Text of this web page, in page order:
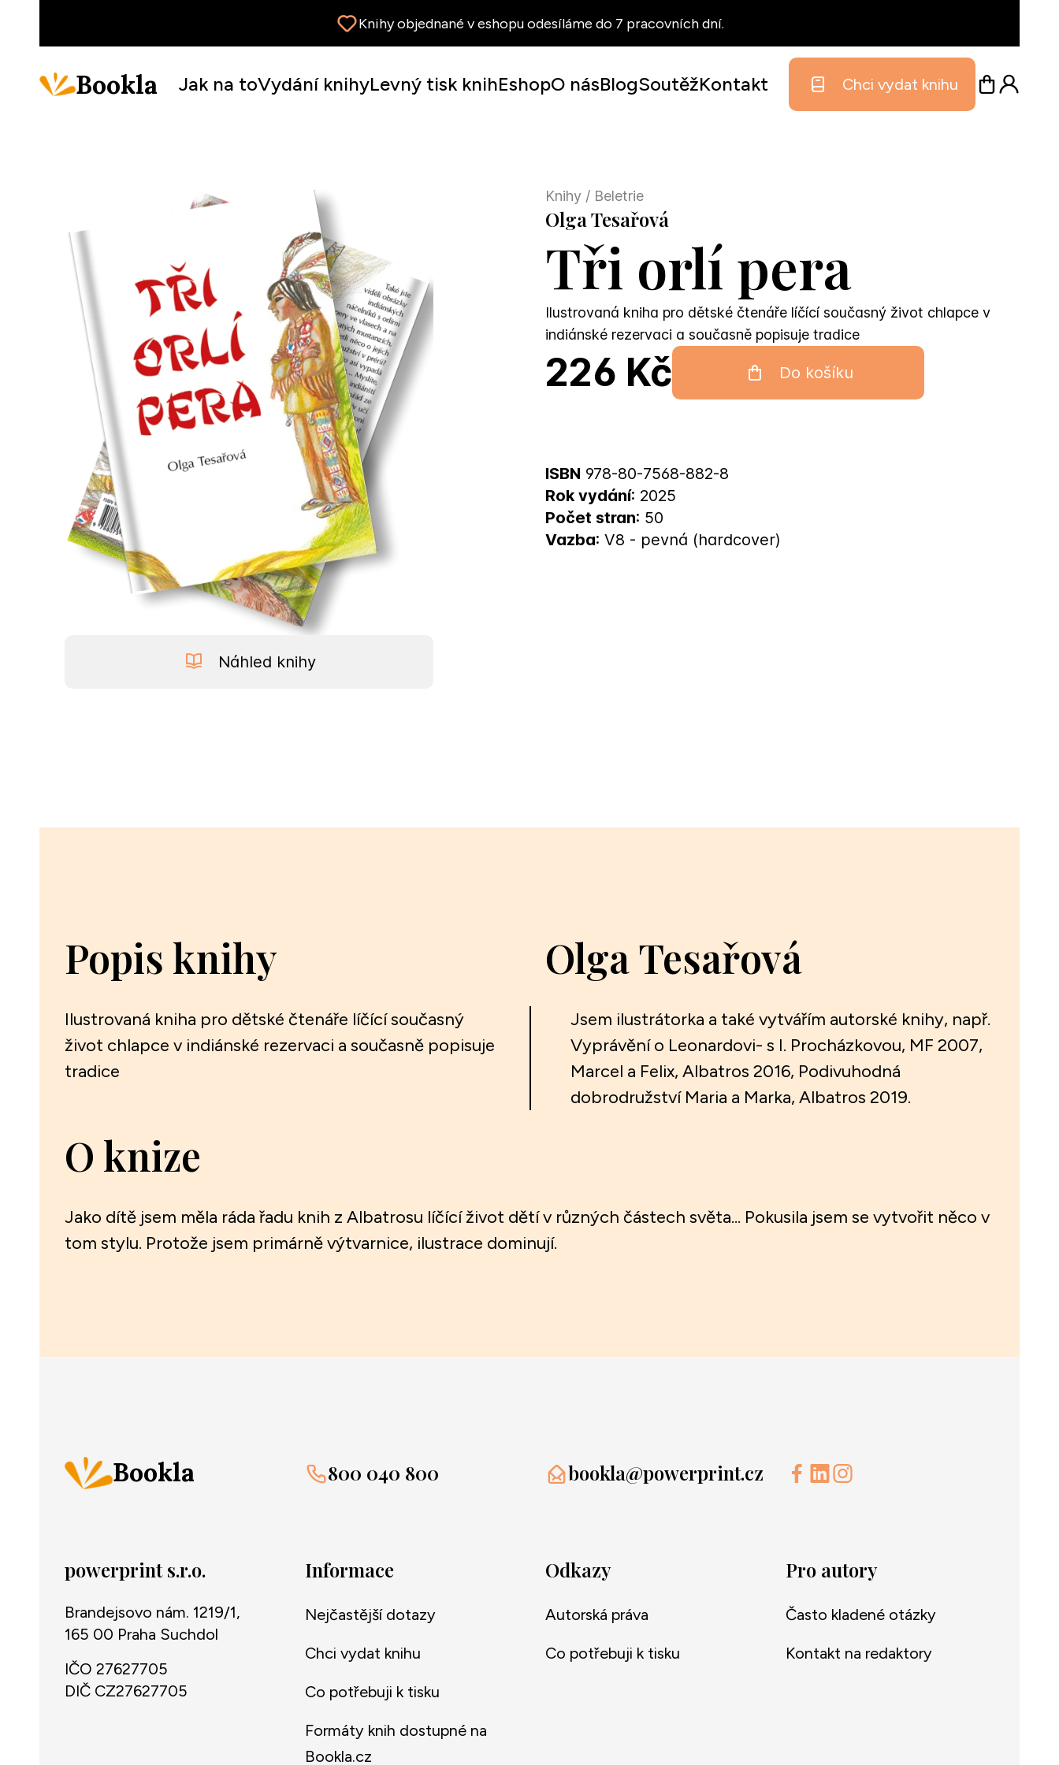
Knihy objednané v eshopu odesíláme do 7 pracovních dní.
Bookla Jak na toVydání knihyLevný tisk knihEshopO násBlogSoutěžKontakt Chci vydat knihu
Náhled knihy
Knihy / Beletrie
Olga Tesařová
Tři orlí pera
Ilustrovaná kniha pro dětské čtenáře líčící současný život chlapce v
indiánské rezervaci a současně popisuje tradice
226 Kč Do košíku
ISBN 978-80-7568-882-8
Rok vydání: 2025
Počet stran: 50
Vazba: V8 - pevná (hardcover)
Popis knihy Olga Tesařová
Ilustrovaná kniha pro dětské čtenáře líčící současný
život chlapce v indiánské rezervaci a současně popisuje
tradice
Jsem ilustrátorka a také vytvářím autorské knihy, např.
Vyprávění o Leonardovi- s I. Procházkovou, MF 2007,
Marcel a Felix, Albatros 2016, Podivuhodná
dobrodružství Maria a Marka, Albatros 2019.
O knize
Jako dítě jsem měla ráda řadu knih z Albatrosu líčící život dětí v různých částech světa... Pokusila jsem se vytvořit něco v
tom stylu. Protože jsem primárně výtvarnice, ilustrace dominují.
Bookla 800 040 800 bookla@powerprint.cz
powerprint s.r.o.
Brandejsovo nám. 1219/1,
165 00 Praha Suchdol
IČO 27627705
DIČ CZ27627705
Informace
Nejčastější dotazy
Chci vydat knihu
Co potřebuji k tisku
Formáty knih dostupné na
Bookla.cz
Odkazy
Autorská práva
Co potřebuji k tisku
Pro autory
Často kladené otázky
Kontakt na redaktory